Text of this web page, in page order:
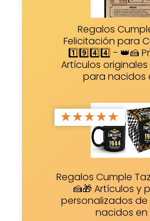
Regalos
Felicitación para
1️⃣9️⃣4️⃣4️⃣ - 👑🍰
Artículos
para nacidos
★★★★★
Regalos Cumple
🍰🎁 Artículos y
personalizados
nacidos en